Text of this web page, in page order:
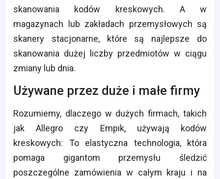
skanowania kodów kreskowych. A w
magazynach lub zakładach przemysłowych są
skanery stacjonarne, które są najlepsze do
skanowania dużej liczby przedmiotów w ciągu
zmiany lub dnia.
Używane przez duże i małe firmy
Rozumiemy, dlaczego w dużych firmach, takich
jak Allegro czy Empik, używają kodów
kreskowych: To elastyczna technologia, która
pomaga gigantom przemysłu śledzić
poszczególne zamówienia w całym kraju i na